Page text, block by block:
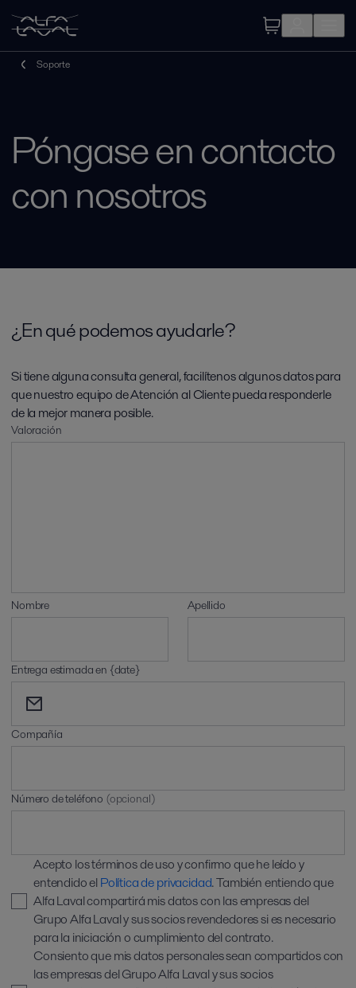
Soporte
Póngase en contacto
con nosotros
¿En qué podemos ayudarle?
Si tiene alguna consulta general, facilítenos algunos datos para
que nuestro equipo de Atención al Cliente pueda responderle
de la mejor manera posible.
Valoración
Nombre Apellido
Entrega estimada en {date}
Compañía
Número de teléfono (opcional)
Acepto los términos de uso y confirmo que he leído y
entendido elPolítica de privacidad. También entiendo que
Alfa Laval compartirá mis datos con las empresas del
Grupo Alfa Laval y sus socios revendedores si es necesario
para la iniciación o cumplimiento del contrato.
Consiento que mis datos personales sean compartidos con
las empresas del Grupo Alfa Laval y sus socios